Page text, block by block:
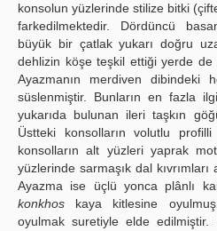
konsolun yüzlerinde stilize bitki
farkedilmektedir. Dördüncü
büyük bir çatlak yukarı doğru
dehlizin köşe teşkil ettiği yerde de
Ayazmanın merdiven dibindeki
süslenmiştir. Bunların en fazla
yukarıda bulunan ileri taşkın
Üstteki konsolların volutlu profilli
konsolların alt yüzleri yaprak
yüzlerinde sarmaşık dal
Ayazma ise üçlü yonca plânlı
konkhos kaya kitlesine
oyulmak suretiyle elde edilmiştir.